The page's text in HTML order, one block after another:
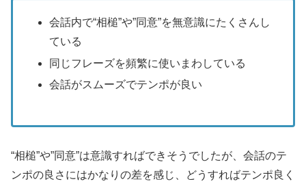
会話内で“相槌”や”同意”を無意識にたくさんし
ている
同じフレーズを頻繁に使いまわしている
会話がスムーズでテンポが良い
“相槌”や”同意”は意識すればできそうでしたが、会話のテ
ンポの良さにはかなりの差を感じ、どうすればテンポ良く